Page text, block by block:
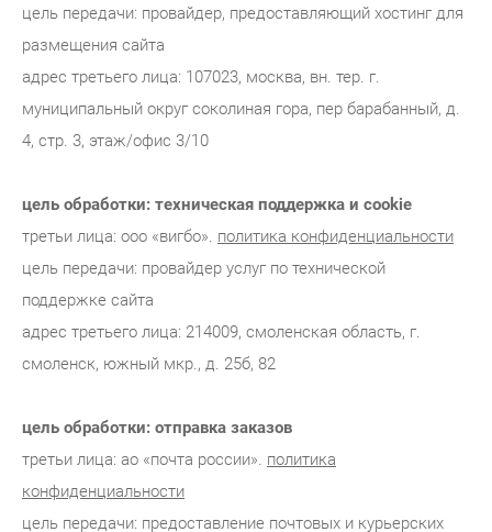
цель передачи: провайдер, предоставляющий хостинг для
размещения сайта
адрес третьего лица: 107023, москва, вн. тер. г.
муниципальный округ соколиная гора, пер барабанный, д.
4, стр. 3, этаж/офис 3/10
цель обработки: техническая поддержка и cookie
третьи лица: ооо «вигбо». политика конфиденциальности
цель передачи: провайдер услуг по технической
поддержке сайта
адрес третьего лица: 214009, смоленская область, г.
смоленск, южный мкр., д. 25б, 82
цель обработки: отправка заказов
третьи лица: ао «почта россии». политика
конфиденциальности
цель передачи: предоставление почтовых и курьерских